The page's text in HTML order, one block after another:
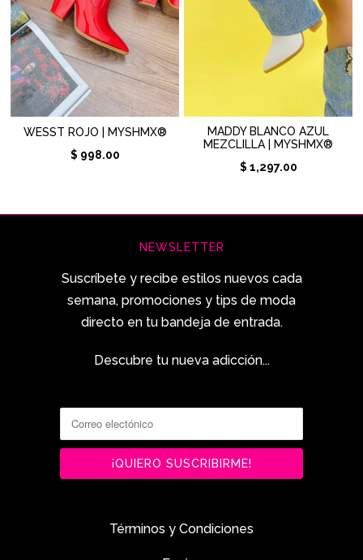
WESST ROJO | MYSHMX®
$ 998.00
MADDY BLANCO AZUL
MEZCLILLA | MYSHMX®
$ 1,297.00
NEWSLETTER
Suscríbete y recibe estilos nuevos cada
semana, promociones y tips de moda
directo en tu bandeja de entrada.
Descubre tu nueva adicción...
Términos y Condiciones